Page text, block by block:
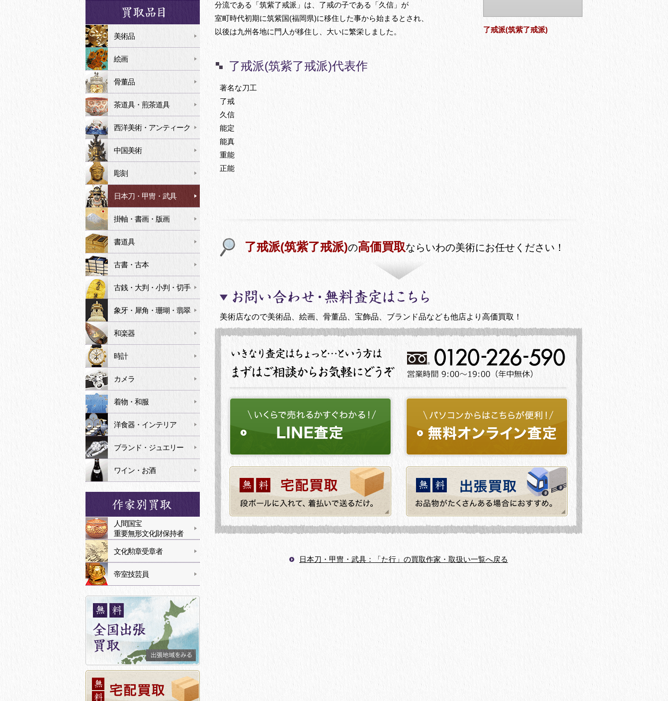
了戒派(筑紫了戒派)
分流である「筑紫了戒派」は、了戒の子である「久信」が
室町時代初期に筑紫国(福岡県)に移住した事から始まるとされ、
以後は九州各地に門人が移住し、大いに繁栄しました。
了戒派(筑紫了戒派)代表作
著名な刀工
了戒
久信
能定
能真
重能
正能
了戒派(筑紫了戒派)の高価買取ならいわの美術にお任せください！
美術店なので美術品、絵画、骨董品、宝飾品、ブランド品なども他店より高価買取！
日本刀・甲冑・武具：「た行」の買取作家・取扱い一覧へ戻る
美術品
絵画
骨董品
茶道具・煎茶道具
西洋美術・アンティーク
中国美術
彫刻
日本刀・甲冑・武具
掛軸・書画・版画
書道具
古書・古本
古銭・大判・小判・切手
象牙・犀角・珊瑚・翡翠
和楽器
時計
カメラ
着物・和服
洋食器・インテリア
ブランド・ジュエリー
ワイン・お酒
人間国宝
重要無形文化財保持者
文化勲章受章者
帝室技芸員